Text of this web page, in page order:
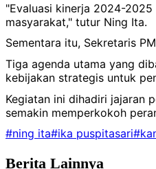
"Evaluasi kinerja 2024-
masyarakat," tutur Ning Ita.
Sementara itu, Sekretaris
Tiga agenda utama yang
kebijakan strategis untuk
Kegiatan ini dihadiri jajaran
semakin memperkokoh
#ning ita#ika puspitasari
Berita Lainnya